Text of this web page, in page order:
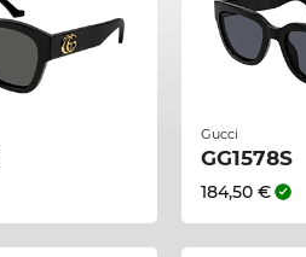
Gucci
GG1578S
184,50 €